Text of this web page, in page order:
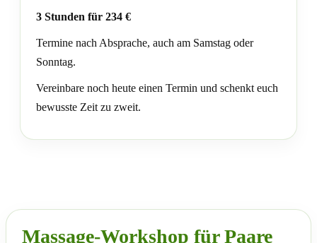
3 Stunden für 234 €
Termine nach Absprache, auch am Samstag oder
Sonntag.
Vereinbare noch heute einen Termin und schenkt euch
bewusste Zeit zu zweit.
Massage-Workshop für Paare